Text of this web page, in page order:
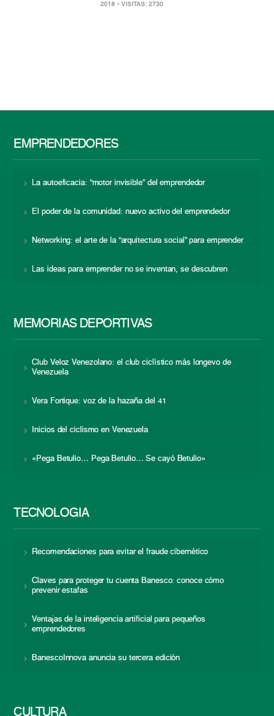
2018 • VISITAS: 2730
EMPRENDEDORES
La autoeficacia: “motor invisible” del emprendedor
El poder de la comunidad: nuevo activo del emprendedor
Networking: el arte de la “arquitectura social” para emprender
Las ideas para emprender no se inventan, se descubren
MEMORIAS DEPORTIVAS
Club Veloz Venezolano: el club ciclístico más longevo de
Venezuela
Vera Fortique: voz de la hazaña del 41
Inicios del ciclismo en Venezuela
«Pega Betulio… Pega Betulio… Se cayó Betulio»
TECNOLOGÍA
Recomendaciones para evitar el fraude cibernético
Claves para proteger tu cuenta Banesco: conoce cómo
prevenir estafas
Ventajas de la inteligencia artificial para pequeños
emprendedores
BanescoInnova anuncia su tercera edición
CULTURA